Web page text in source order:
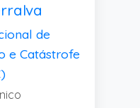
de
e Catástrofe